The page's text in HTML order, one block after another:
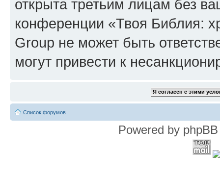
открыта третьим лицам без
конференции «Твоя Библия:
Group не может быть
могут привести к
Список форумов
Powered by